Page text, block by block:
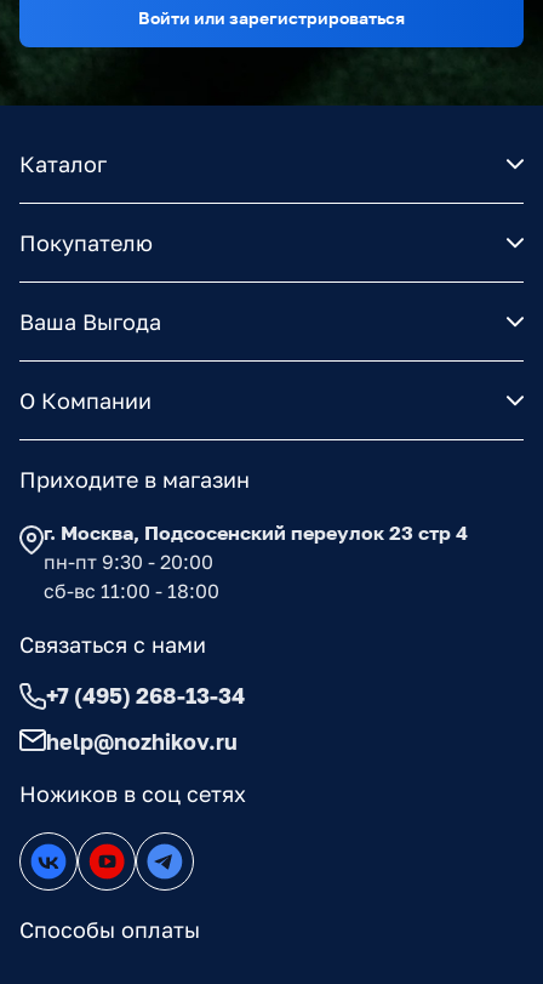
Войти или зарегистрироваться
Каталог
Покупателю
Ваша Выгода
О Компании
Ножиков в соц сетях
Способы оплаты
Приходите в магазин
г. Москва, Подсосенский переулок 23 стр 4
пн-пт 9:30 - 20:00
сб-вс 11:00 - 18:00
Связаться с нами
+7 (495) 268-13-34
help@nozhikov.ru